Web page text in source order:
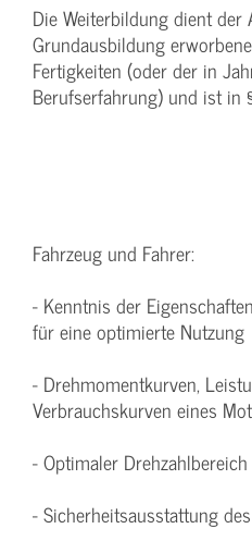
Die Weiterbildung dient
Grundausbildung
Fertigkeiten (oder der in
Berufserfahrung) und ist in
Fahrzeug und Fahrer:
- Kenntnis der
für eine optimierte Nutzung
- Drehmomentkurven,
Verbrauchskurven eines
- Optimaler
- Sicherheitsausstattung